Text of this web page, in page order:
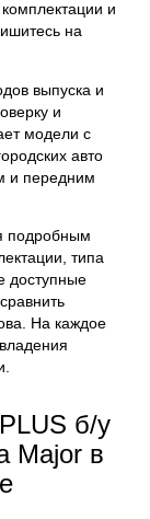
и
на
выпуска и
и
модели с
авто
и передним
подробным
типа
доступные
На каждое
б/у
Major в